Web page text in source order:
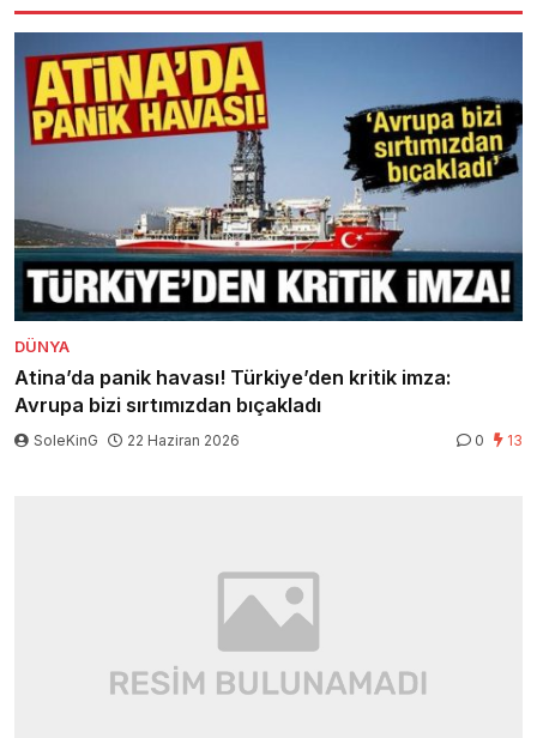
DÜNYA
Atina’da panik havası! Türkiye’den kritik imza:
Avrupa bizi sırtımızdan bıçakladı
SoleKinG 22 Haziran 2026 0 13